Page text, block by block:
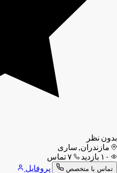
بدون نظر
مازندران, ساری
تماس با متخصص پروفایل